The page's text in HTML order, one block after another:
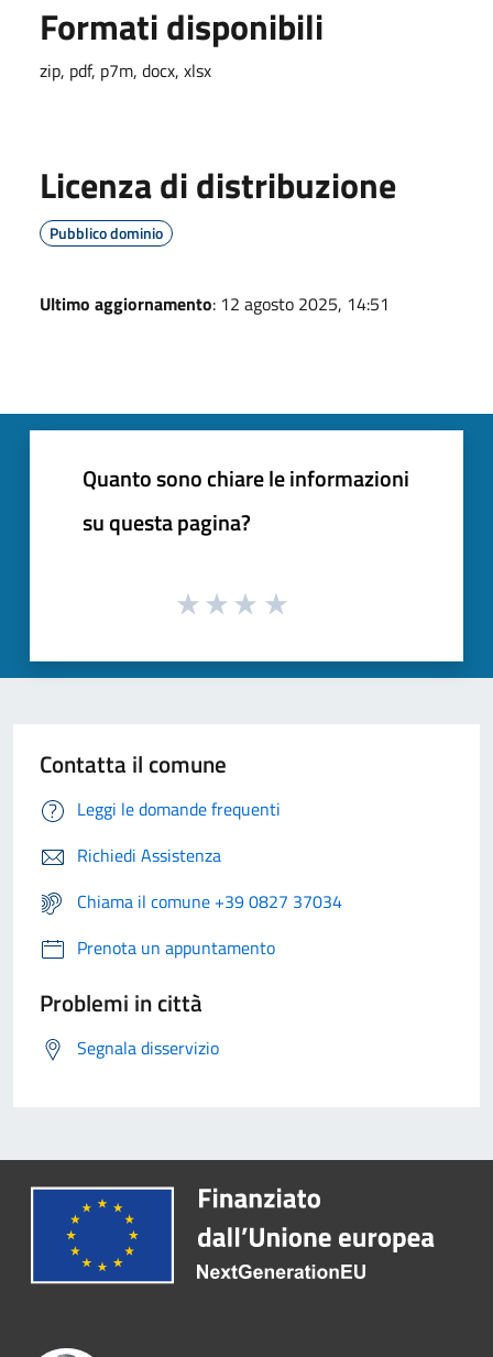
Formati disponibili
zip, pdf, p7m, docx, xlsx
Licenza di distribuzione
Pubblico dominio
Ultimo aggiornamento: 12 agosto 2025, 14:51
Quanto sono chiare le informazioni
su questa pagina?
Contatta il comune
Leggi le domande frequenti
Richiedi Assistenza
Chiama il comune +39 0827 37034
Prenota un appuntamento
Problemi in città
Segnala disservizio